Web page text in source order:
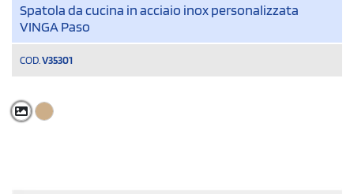
Spatola da cucina in acciaio inox personalizzata
VINGA Paso
COD. V35301